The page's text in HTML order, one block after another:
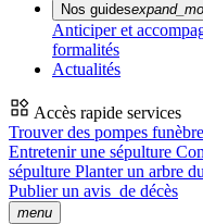
Nos guides
Anticiper et
formalités
Actualités
Accès rapide services
Trouver des pompes
Entretenir une sépulture
sépulture Planter un arbre
Publier un avis de décès
menu